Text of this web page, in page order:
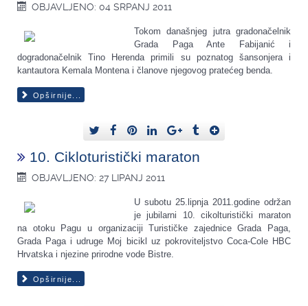
OBJAVLJENO: 04 SRPANJ 2011
Tokom današnjeg jutra gradonačelnik
Grada Paga Ante Fabijanić i
dogradonačelnik Tino Herenda primili su poznatog šansonjera i
kantautora Kemala Montena i članove njegovog pratećeg benda.
Opširnije...
10. Cikloturistički maraton
OBJAVLJENO: 27 LIPANJ 2011
U subotu 25.lipnja 2011.godine održan
je jubilarni 10. cikolturistički maraton
na otoku Pagu u organizaciji Turističke zajednice Grada Paga,
Grada Paga i udruge Moj bicikl uz pokroviteljstvo Coca-Cole HBC
Hrvatska i njezine prirodne vode Bistre.
Opširnije...